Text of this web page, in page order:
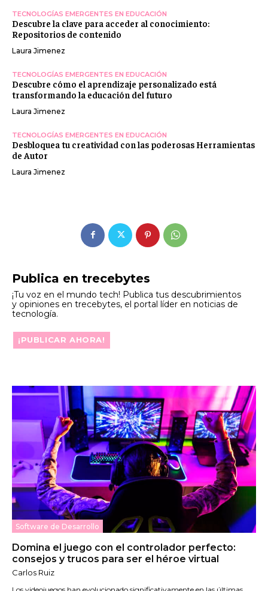
Publica en trecebytes
¡Tu voz en el mundo tech! Publica tus descubrimientos
y opiniones en trecebytes, el portal líder en noticias de
tecnología.
¡PUBLICAR AHORA!
Software de Desarrollo
Domina el juego con el controlador perfecto:
consejos y trucos para ser el héroe virtual
Carlos Ruiz
TECNOLOGÍAS EMERGENTES EN EDUCACIÓN
Descubre la clave para acceder al conocimiento:
Repositorios de contenido
Laura Jimenez
TECNOLOGÍAS EMERGENTES EN EDUCACIÓN
Descubre cómo el aprendizaje personalizado está
transformando la educación del futuro
Laura Jimenez
TECNOLOGÍAS EMERGENTES EN EDUCACIÓN
Desbloquea tu creatividad con las poderosas Herramientas
de Autor
Laura Jimenez